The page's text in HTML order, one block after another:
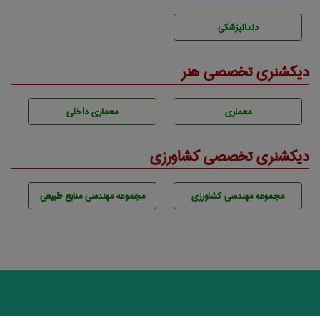
دندانپزشكی
دیکشنری تخصصی هنر
معماری معماری داخلی
دیکشنری تخصصی کشاورزی
مجموعه مهندسی كشاورزی مجموعه مهندسی منابع طبيعی